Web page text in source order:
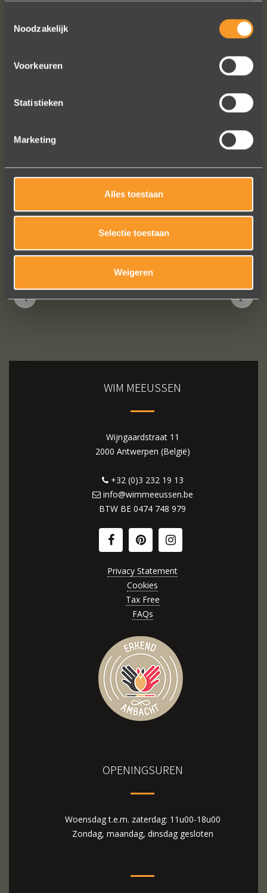
Noodzakelijk
Voorkeuren
Statistieken
Marketing
Alles toestaan
Selectie toestaan
Weigeren
trouwring heb ik nu aan mn andere
Bekijk al onze reviews
WIM MEEUSSEN
Wijngaardstraat 11
2000 Antwerpen (België)
+32 (0)3 232 19 13
info@wimmeeussen.be
BTW BE 0474 748 979
Privacy Statement
Cookies
Tax Free
FAQs
OPENINGSUREN
Woensdag t.e.m. zaterdag: 11u00-18u00
Zondag, maandag, dinsdag gesloten